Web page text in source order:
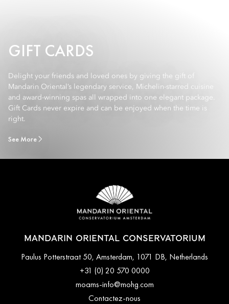
GIFT CARDS
Delight your friends and loved ones by giving the gift of
Mandarin Oriental’s legendary service, Michelin-starred cuisine
and award-winning spas all wrapped into one elegant package.
Gift Cards never expire and can be enjoyed when the time is
right.
See More
MANDARIN ORIENTAL CONSERVATORIUM
Paulus Potterstraat 50, Amsterdam, 1071 DB, Netherlands
+31 (0) 20 570 0000
moams-info@mohg.com
Contactez-nous